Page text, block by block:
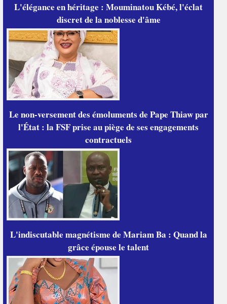
L'élégance en héritage : Mouminatou Kébé, l'éclat
discret de la noblesse d'âme
Le non-versement des émoluments de Pape Thiaw par
l'État : la FSF prise au piège de ses engagements
contractuels
L'indiscutable magnétisme de Mariam Ba : Quand la
grâce épouse le talent